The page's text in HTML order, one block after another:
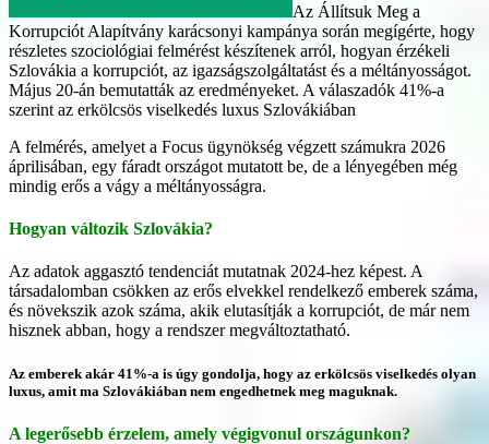
Az Állítsuk Meg a
Korrupciót Alapítvány karácsonyi kampánya során megígérte, hogy
részletes szociológiai felmérést készítenek arról, hogyan érzékeli
Szlovákia a korrupciót, az igazságszolgáltatást és a méltányosságot.
Május 20-án bemutatták az eredményeket. A válaszadók 41%-a
szerint az erkölcsös viselkedés luxus Szlovákiában
A felmérés, amelyet a Focus ügynökség végzett számukra 2026
áprilisában, egy fáradt országot mutatott be, de a lényegében még
mindig erős a vágy a méltányosságra.
Hogyan változik Szlovákia?
Az adatok aggasztó tendenciát mutatnak 2024-hez képest. A
társadalomban csökken az erős elvekkel rendelkező emberek száma,
és növekszik azok száma, akik elutasítják a korrupciót, de már nem
hisznek abban, hogy a rendszer megváltoztatható.
Az emberek akár 41%-a is úgy gondolja, hogy az erkölcsös viselkedés olyan
luxus, amit ma Szlovákiában nem engedhetnek meg maguknak.
A legerősebb érzelem, amely végigvonul országunkon?